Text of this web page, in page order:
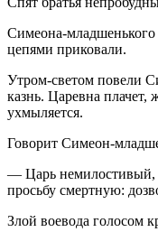
Симеона-
цепями приковали.
Утром-светом повели
казнь. Царевна плачет,
ухмыляется.
Говорит Симеон-
— Царь
просьбу смертную:
Злой воевода голосом